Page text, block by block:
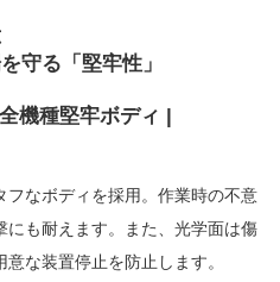
守る「堅牢性」
機種堅牢ボディ |
フなボディを採用。作業時の不意
も耐えます。また、光学面は傷
な装置停止を防止します。